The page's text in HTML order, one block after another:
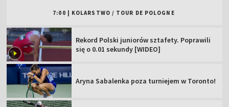
7:00 KOLARSTWO / TOUR DE POLOGNE
Rekord Polski juniorów sztafety. Poprawili
się o 0.01 sekundy [WIDEO]
Aryna Sabalenka poza turniejem w Toronto!